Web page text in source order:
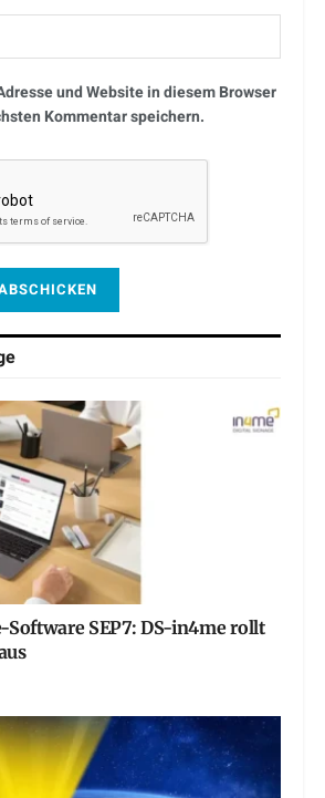
und Website in diesem Browser
Kommentar speichern.
Software SEP7: DS-in4me rollt